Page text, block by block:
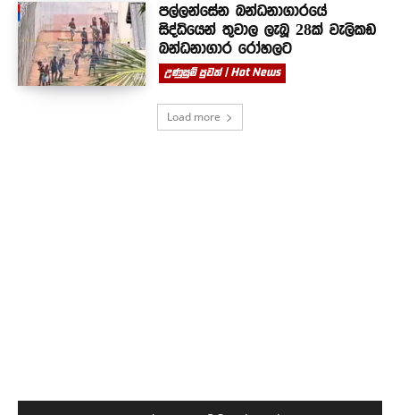
පල්ලන්සේන බන්ධනාගාරයේ
සිද්ධියෙන් තුවාල ලැබූ 28ක් වැලිකඩ
බන්ධනාගාර රෝහලට
උණුසුම් පුවත් | Hot News
Load more